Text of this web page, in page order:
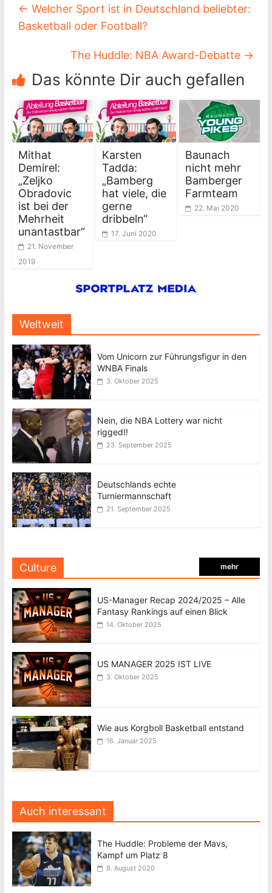
← Welcher Sport ist in Deutschland beliebter:
Basketball oder Football?
The Huddle: NBA Award-Debatte →
Das könnte Dir auch gefallen
Mithat
Demirel:
„Zeljko
Obradovic
ist bei der
Mehrheit
unantastbar“
21. November
2019
Karsten
Tadda:
„Bamberg
hat viele, die
gerne
dribbeln“
17. Juni 2020
Baunach
nicht mehr
Bamberger
Farmteam
22. Mai 2020
Weltweit
Vom Unicorn zur Führungsfigur in den
WNBA Finals
3. Oktober 2025
Nein, die NBA Lottery war nicht
rigged!!
23. September 2025
Deutschlands echte
Turniermannschaft
21. September 2025
Culture mehr
US-Manager Recap 2024/2025 – Alle
Fantasy Rankings auf einen Blick
14. Oktober 2025
US MANAGER 2025 IST LIVE
3. Oktober 2025
Wie aus Korgboll Basketball entstand
16. Januar 2025
Auch interessant
The Huddle: Probleme der Mavs,
Kampf um Platz 8
8. August 2020